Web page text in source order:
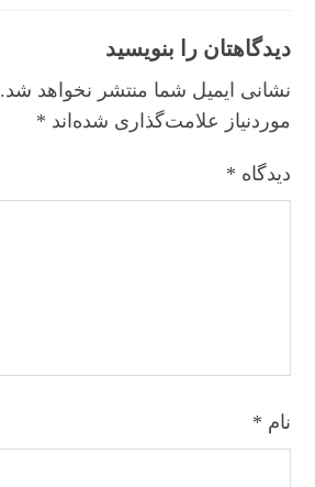
دیدگاهتان را بنویسید
نشانی ایمیل شما منتشر نخواهد شد.
موردنیاز علامت‌گذاری شده‌اند *
دیدگاه *
نام *